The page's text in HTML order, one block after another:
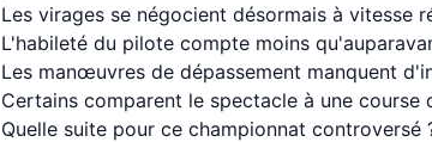
Les virages se négocient désormais à vitesse
L'habileté du pilote compte moins
Les manœuvres de dépassement manquent
Certains comparent le spectacle à une course
Quelle suite pour ce championnat controversé